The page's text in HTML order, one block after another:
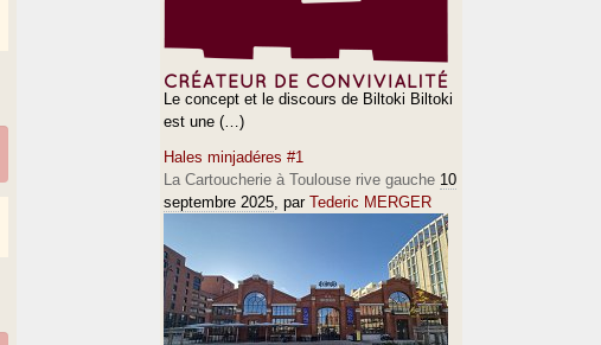
Le concept et le discours de Biltoki Biltoki
est une (…)
Hales minjadéres #1
La Cartoucherie à Toulouse rive gauche 10
septembre 2025, par Tederic MERGER